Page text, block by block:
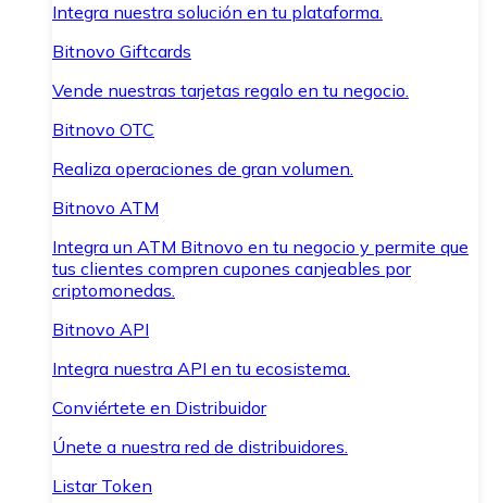
Integra nuestra solución en tu plataforma.
Bitnovo Giftcards
Vende nuestras tarjetas regalo en tu negocio.
Bitnovo OTC
Realiza operaciones de gran volumen.
Bitnovo ATM
Integra un ATM Bitnovo en tu negocio y permite que
tus clientes compren cupones canjeables por
criptomonedas.
Bitnovo API
Integra nuestra API en tu ecosistema.
Conviértete en Distribuidor
Únete a nuestra red de distribuidores.
Listar Token